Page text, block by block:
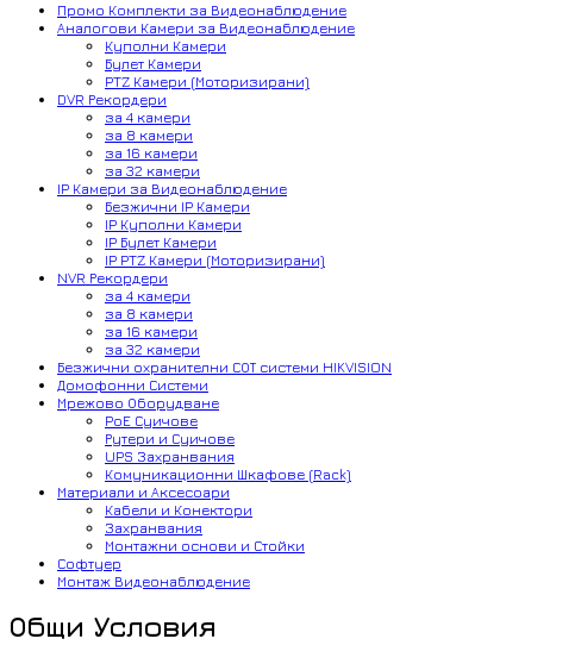
Промо Комплекти за Видеонаблюдение
Аналогови Камери за Видеонаблюдение
Куполни Камери
Булет Камери
PTZ Камери (Моторизирани)
DVR Рекордери
за 4 камери
за 8 камери
за 16 камери
за 32 камери
IP Камери за Видеонаблюдение
Безжични IP Камери
IP Куполни Камери
IP Булет Камери
IP PTZ Камери (Моторизирани)
NVR Рекордери
за 4 камери
за 8 камери
за 16 камери
за 32 камери
Безжични охранителни СОТ системи HIKVISION
Домофонни Системи
Мрежово Оборудване
PoE Суичове
Рутери и Суичове
UPS Захранвания
Комуникационни Шкафове (Rack)
Материали и Аксесоари
Кабели и Конектори
Захранвания
Монтажни основи и Стойки
Софтуер
Монтаж Видеонаблюдение
Общи Условия